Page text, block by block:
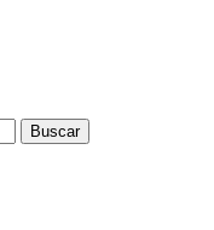
Buscar